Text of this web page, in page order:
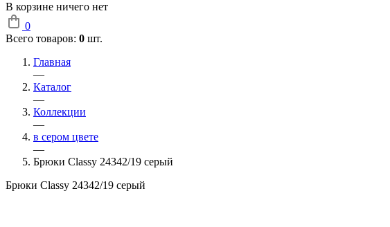
В корзине ничего нет
0
Всего товаров: 0 шт.
Главная
—
Каталог
—
Коллекции
—
в сером цвете
—
Брюки Classy 24342/19 серый
Брюки Classy 24342/19 серый